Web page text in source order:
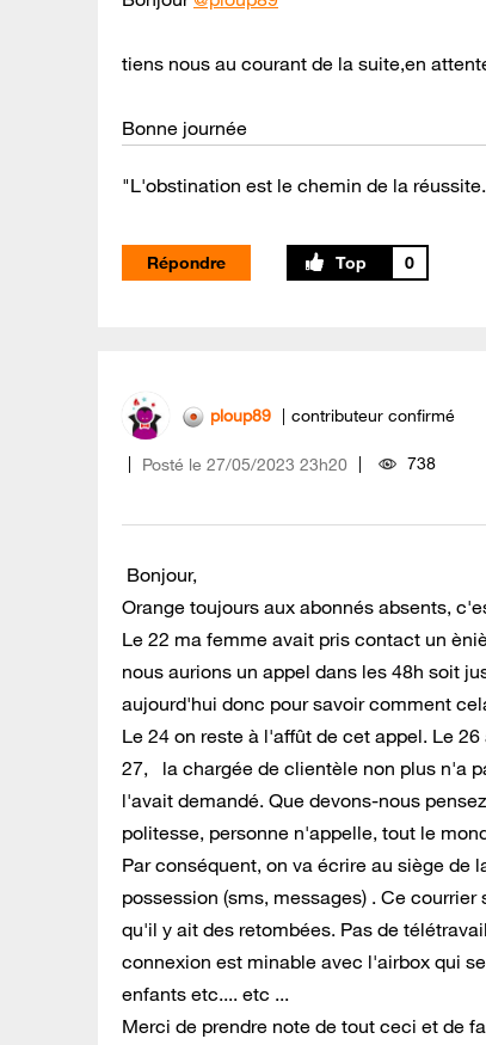
tiens nous au courant de la suite,en
Bonne journée
"L'obstination est le chemin de la
Répondre 0
ploup89 contributeur confirmé
Posté le ‎27/05/2023 23h20 738
Bonjour,
Orange toujours aux abonnés absents,
Le 22 ma femme avait pris contact un
nous aurions un appel dans les 48h soit
aujourd'hui donc pour savoir comment
Le 24 on reste à l'affût de cet appel. Le
27, la chargée de clientèle non plus n'a
l'avait demandé. Que devons-nous
politesse, personne n'appelle, tout le
Par conséquent, on va écrire au siège de
possession (sms, messages) . Ce
qu'il y ait des retombées. Pas de
connexion est minable avec l'airbox qui
enfants etc.... etc ...
Merci de prendre note de tout ceci et de